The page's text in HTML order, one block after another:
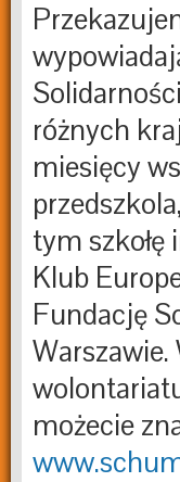
różnych
miesięcy
tym
Klub
Fundację
możecie